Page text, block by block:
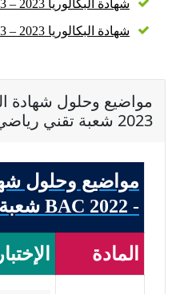
شهادة البكالوريا 2023 – BAC 2023 شعبة آداب وفلسفة
شهادة البكالوريا 2023 – BAC 2023 شعبة لغات أجنبية
2023 شعبة تقني رياضي
- BAC 2022 شعبة تقني رياضي
المادة الإختبار